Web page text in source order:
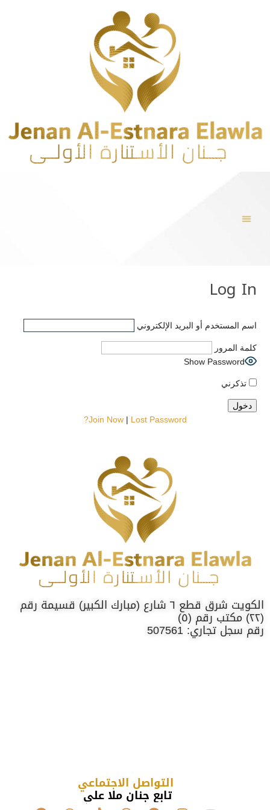
Log In
اسم المستخدم أو البريد الإلكتروني
كلمة المرور
Show Password
تذكرني
Join Now| Lost Password?
الكويت شرق قطع ٦ شارع (مبارك الكبير) قسيمة رقم
(٢٢) مكتب رقم (٥)
رقم سجل تجاري: 507561
التواصل الاجتماعي
تابع جنان ملا علي